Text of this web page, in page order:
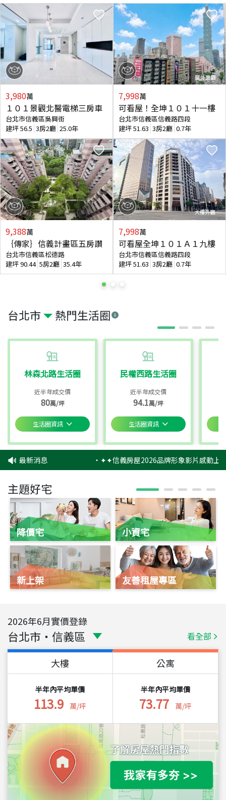
台北市 熱門生活圈
林森北路生活圈
近半年成交價
80萬/坪
生活圈資訊
民權西路生活圈
近半年成交價
94.1萬/坪
生活圈資訊
3,980萬
１０１景觀北醫電梯三房車
台北市信義區吳興街
建坪56.5 3房2廳 25.0年
9,388萬
｛傳家｝信義計畫區五房讚
台北市信義區松德路
建坪90.44 5房2廳 35.4年
7,998萬
可看屋！全坤１０１十一樓
台北市信義區信義路四段
建坪51.63 3房2廳 0.7年
7,998萬
可看屋全坤１０１Ａ１九樓
台北市信義區信義路四段
建坪51.63 3房2廳 0.7年
最新消息 ‧✦✦信義房屋2026品牌形象影片感動上
主題好宅
降價宅
新上架
小資宅
友善租屋專區
2026年6月實價登錄
台北市 ・ 信義區 看全部
大樓
半年內平均單價
113.9 萬/坪
公寓
半年內平均單價
73.77 萬/坪